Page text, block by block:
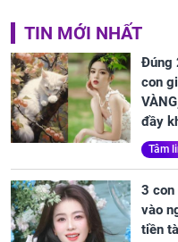
TIN MỚI NHẤT
Đúng
con
đầy
Tâm
3
vào
tiền